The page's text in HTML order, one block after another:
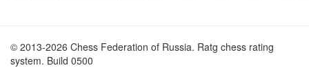
© 2013-2026 Chess Federation of Russia. Ratg chess rating
system. Build 0500